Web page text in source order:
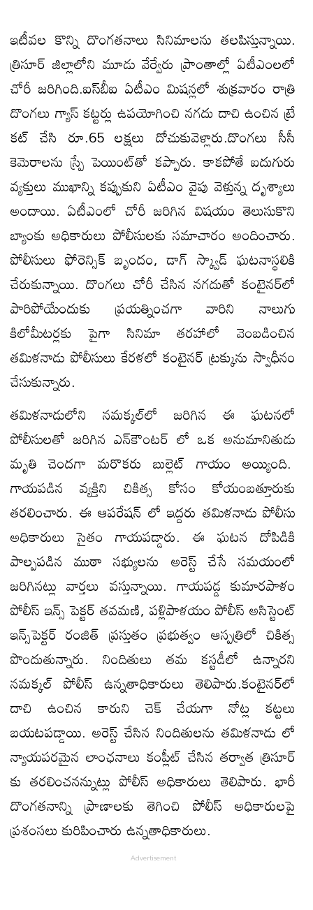
ఇటీవల కొన్ని దొంగతనాలు సినిమాలను తలపిస్తున్నాయి.
త్రిసూర్ జిల్లాలోని మూడు వేర్వేరు ప్రాంతాల్లో ఏటీఎంలలో
చోరీ జరిగింది.ఐస్‌బీఐ ఏటీఎం మిషన్లలో శుక్రవారం రాత్రి
దొంగలు గ్యాస్ కట్టర్లు ఉపయోగించి నగదు దాచి ఉంచిన ట్రే
కట్ చేసి రూ.65 లక్షలు దోచుకువెళ్లారు.దొంగలు సీసీ
కెమెరాలను స్ప్రే పెయింట్‌తో కప్పారు. కాకపోతే ఐదుగురు
వ్యక్తులు ముఖాన్ని కప్పుకుని ఏటీఎం వైపు వెళ్తున్న దృశ్యాలు
అందాయి. ఏటీఎం‌లో చోరీ జరిగిన విషయం తెలుసుకొని
బ్యాంకు అధికారులు పోలీసులకు సమాచారం అందించారు.
పోలీసులు ఫోరెన్సిక్ బృందం, డాగ్ స్క్వాడ్ ఘటనాస్థలికి
చేరుకున్నాయి. దొంగలు చోరీ చేసిన నగదుతో కంటైనర్‌లో
పారిపోయేందుకు ప్రయత్నించగా వారిని నాలుగు
కిలోమీటర్లకు పైగా సినిమా తరహాలో వెంబడించిన
తమిళనాడు పోలీసులు కేరళలో కంటైనర్ ట్రక్కును స్వాధీనం
చేసుకున్నారు.
తమిళనాడులోని నమక్కల్‌లో జరిగిన ఈ ఘటనలో
పోలీసులతో జరిగిన ఎన్‌కౌంటర్ లో ఒక అనుమానితుడు
మృతి చెందగా మరొకరు బుల్లెట్ గాయం అయ్యింది.
గాయపడిన వ్యక్తిని చికిత్స కోసం కోయంబత్తూరుకు
తరలించారు. ఈ ఆపరేషన్ లో ఇద్దరు తమిళనాడు పోలీసు
అధికారులు సైతం గాయపడ్డారు. ఈ ఘటన దోపిడికి
పాల్పపడిన ముఠా సభ్యులను అరెస్ట్ చేసే సమయంలో
జరిగినట్లు వార్తలు వస్తున్నాయి. గాయపడ్డ కుమారపాళం
పోలీస్ ఇన్స్ పెక్టర్ తవమణి, పళ్లిపాళయం పోలీస్ అసిస్టెంట్
ఇన్స్‌పెక్టర్ రంజిత్ ప్రస్తుతం ప్రభుత్వం ఆస్పత్రిలో చికిత్స
పొందుతున్నారు. నిందితులు తమ కస్టడీలో ఉన్నారని
నమక్కల్ పోలీస్ ఉన్నతాధికారులు తెలిపారు.కంటైనర్‌లో
దాచి ఉంచిన కారుని చెక్ చేయగా నోట్ల కట్టలు
బయటపడ్డాయి. అరెస్ట్ చేసిన నిందితులను తమిళనాడు లో
న్యాయపరమైన లాంఛనాలు కంప్లీట్ చేసిన తర్వాత త్రిసూర్
కు తరలించనన్నుట్లు పోలీస్ అధికారులు తెలిపారు. భారీ
దొంగతనాన్ని ప్రాణాలకు తెగించి పోలీస్ అధికారులపై
ప్రశంసలు కురిపించారు ఉన్నతాధికారులు.